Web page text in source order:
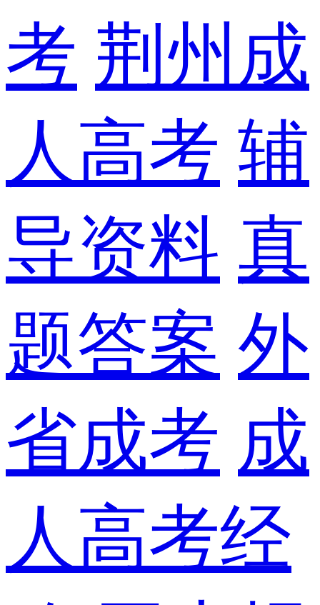
考 荆州成
人高考 辅
导资料 真
题答案 外
省成考 成
人高考经